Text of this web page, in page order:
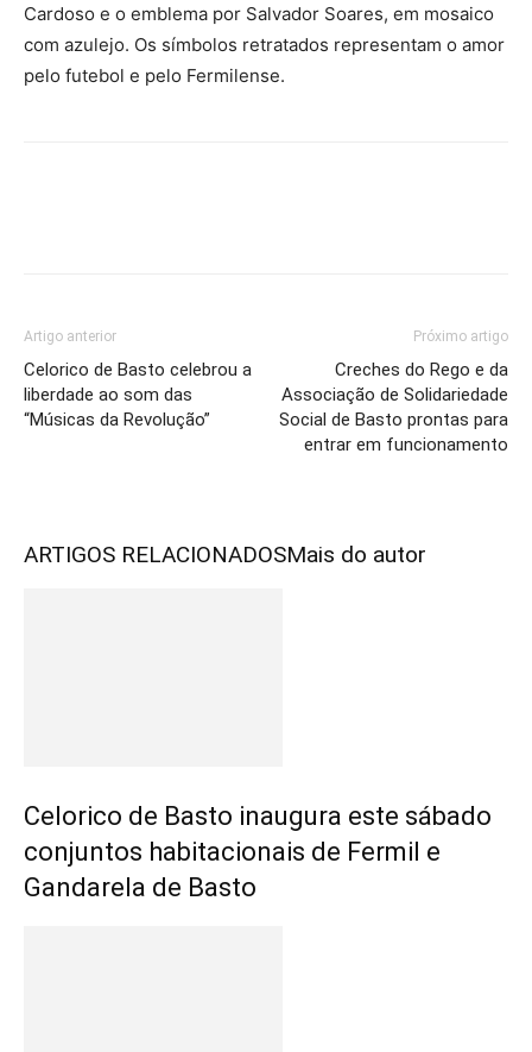
Cardoso e o emblema por Salvador Soares, em mosaico
com azulejo. Os símbolos retratados representam o amor
pelo futebol e pelo Fermilense.
Artigo anterior
Celorico de Basto celebrou a
liberdade ao som das
“Músicas da Revolução”
Próximo artigo
Creches do Rego e da
Associação de Solidariedade
Social de Basto prontas para
entrar em funcionamento
ARTIGOS RELACIONADOSMais do autor
Celorico de Basto inaugura este sábado
conjuntos habitacionais de Fermil e
Gandarela de Basto